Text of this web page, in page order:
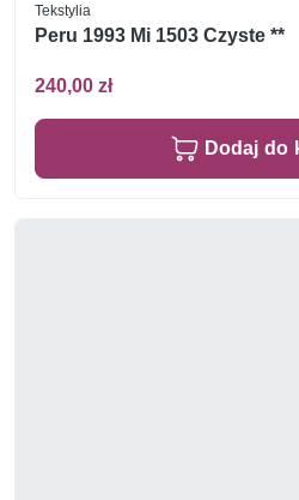
Tekstylia
Peru 1993 Mi 1503 Czyste **
240,00 zł
Dodaj do